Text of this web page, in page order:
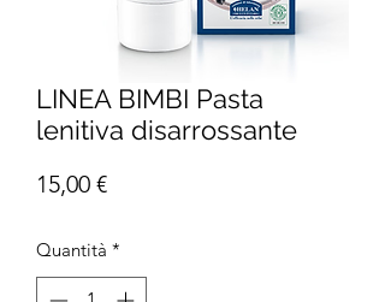
LINEA BIMBI Pasta
lenitiva disarrossante
15,00 €Prezzo
Quantità *